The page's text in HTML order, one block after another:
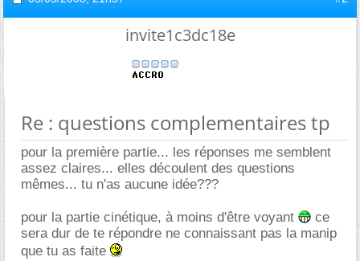
invite1c3dc18e
Re : questions complementaires tp
pour la première partie... les réponses me semblent
assez claires... elles découlent des questions
mêmes... tu n'as aucune idée???
pour la partie cinétique, à moins d'être voyant
ce
sera dur de te répondre ne connaissant pas la manip
que tu as faite